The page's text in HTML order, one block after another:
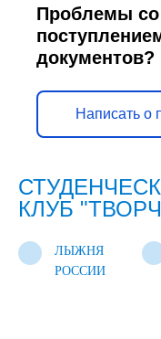
Проблемы со
документов?
Написать о
КЛУБ
ЛЫЖНЯ
РОССИИ